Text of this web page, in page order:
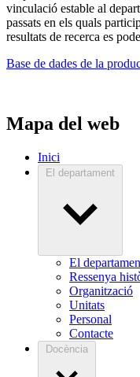
vinculació estable al
passats en els quals
resultats de recerca es
Base de dades de la
Mapa del web
Inici
El departament
El
Ressenya
Organització
Unitats
Personal
Contacte
Docència